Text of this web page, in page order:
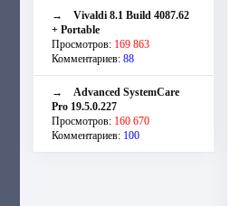
→ Vivaldi 8.1 Build 4087.62
+ Portable
Просмотров: 169 863
Комментариев: 88
→ Advanced SystemCare
Pro 19.5.0.227
Просмотров: 160 670
Комментариев: 100